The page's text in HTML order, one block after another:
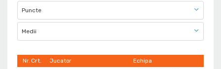
Puncte
Medii
Nr. Crt. Jucator Echipa